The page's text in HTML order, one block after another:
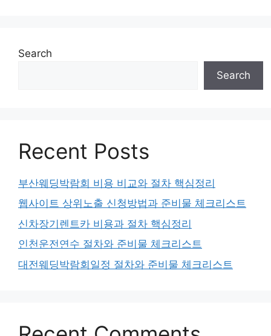
Search
Search
Recent Posts
부산웨딩박람회 비용 비교와 절차 핵심정리
웹사이트 상위노출 신청방법과 준비물 체크리스트
신차장기렌트카 비용과 절차 핵심정리
인천운전연수 절차와 준비물 체크리스트
대전웨딩박람회일정 절차와 준비물 체크리스트